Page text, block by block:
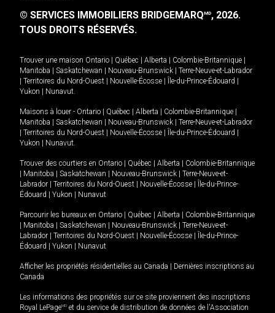
© SERVICES IMMOBILIERS BRIDGEMARQMD, 2026.
TOUS DROITS RÉSERVÉS.
Trouver une maison Ontario Québec Alberta Colombie-Britannique
Manitoba
Saskatchewan Nouveau-Brunswick
Terre-Neuve-et-Labrador
Territoires du Nord-Ouest Nouvelle-Écosse Île-du-Prince-Édouard
Yukon
Nunavut.
Maisons à louer - Ontario Québec Alberta Colombie-Britannique
Manitoba
Saskatchewan Nouveau-Brunswick
Terre-Neuve-et-Labrador
Territoires du Nord-Ouest Nouvelle-Écosse Île-du-Prince-Édouard
Yukon
Nunavut.
Trouver des courtiers en Ontario Québec Alberta
Colombie-Britannique
Manitoba Saskatchewan Nouveau-Brunswick
Terre-Neuve-et-
Labrador
Territoires du Nord-Ouest Nouvelle-Écosse
Île-du-Prince-
Édouard
Yukon Nunavut
Parcourir les bureaux en Ontario Québec Alberta
Colombie-Britannique
Manitoba Saskatchewan Nouveau-Brunswick
Terre-Neuve-et-
Labrador
Territoires du Nord-Ouest Nouvelle-Écosse
Île-du-Prince-
Édouard
Yukon Nunavut
Afficher les propriétés résidentielles au Canada
Dernières inscriptions au
Canada
Les informations des propriétés sur ce site proviennent des inscriptions
Royal LePageMD et du service de distribution de données de l'Association